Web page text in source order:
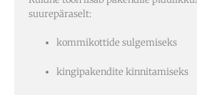
suurepäraselt:
kommikottide sulgemiseks
kingipakendite kinnitamiseks